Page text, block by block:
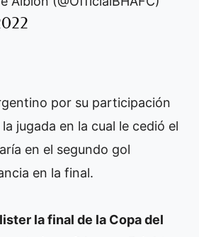
por su participación
jugada en la cual le cedió el
en el segundo gol
en la final.
la final de la Copa del